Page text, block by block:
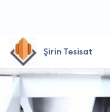
Şirin Tesisat